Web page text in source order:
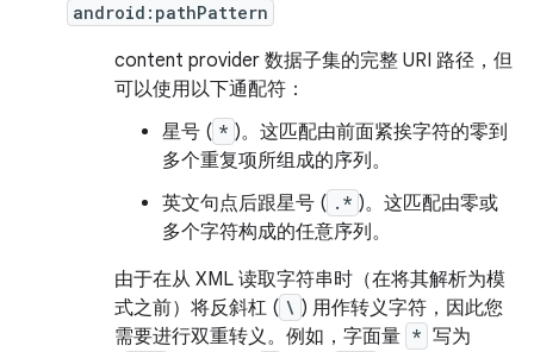
android:pathPattern
content provider 数据子集的完整 URI 路径，但
可以使用以下通配符：
星号 ( * )。这匹配由前面紧挨字符的零到
多个重复项所组成的序列。
英文句点后跟星号 ( .* )。这匹配由零或
多个字符构成的任意序列。
由于在从 XML 读取字符串时（在将其解析为模
式之前）将反斜杠 ( \ ) 用作转义字符，因此您
需要进行双重转义。例如，字面量 * 写为